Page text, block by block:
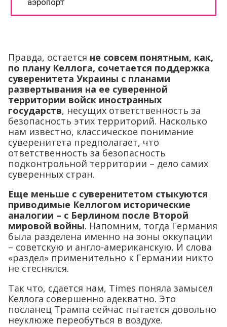
Правда, остается не совсем понятным, как,
по плану Келлога, сочетается поддержка
суверенитета Украины с планами
развертывания на ее суверенной
территории войск иностранных
государств, несущих ответственность за
безопасность этих территорий. Насколько
нам известно, классическое понимание
суверенитета предполагает, что
ответственность за безопасность
подконтрольной территории – дело самих
суверенных стран.
Еще меньше с суверенитетом стыкуются
приводимые Келлогом исторические
аналогии – с Берлином после Второй
мировой войны. Напомним, тогда Германия
была разделена именно на зоны оккупации
– советскую и англо-американскую. И слова
«раздел» применительно к Германии никто
не стеснялся.
Так что, сдается нам, Times поняла замысел
Келлога совершенно адекватно. Это
посланец Трампа сейчас пытается довольно
неуклюже переобуться в воздухе.